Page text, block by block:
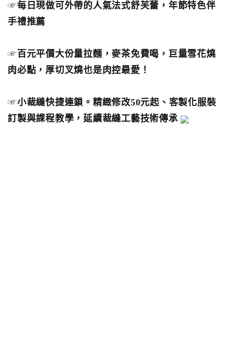
☞每日現做可外帶的人氣法式舒芙蕾，年節特色伴
手禮推薦
☞ 百元平價大份量拉麵，麥茶免費喝，巨量雪花燒
肉必點，厚切叉燒也是肉控最愛！
☞小裁縫快捷連鎖。精緻修改50元起、客製化服裝
訂製與課程教學，延續裁縫工藝技術傳承